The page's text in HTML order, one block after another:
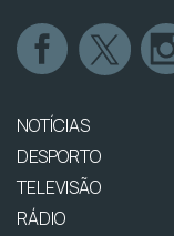
NOTÍCIAS
DESPORTO
TELEVISÃO
RÁDIO